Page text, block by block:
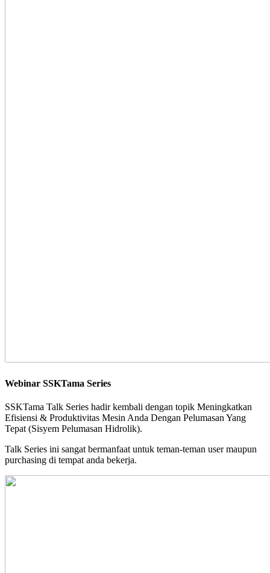
Webinar SSKTama Series
SSKTama Talk Series hadir kembali dengan topik Meningkatkan
Efisiensi & Produktivitas Mesin Anda Dengan Pelumasan Yang
Tepat (Sisyem Pelumasan Hidrolik).
Talk Series ini sangat bermanfaat untuk teman-teman user maupun
purchasing di tempat anda bekerja.